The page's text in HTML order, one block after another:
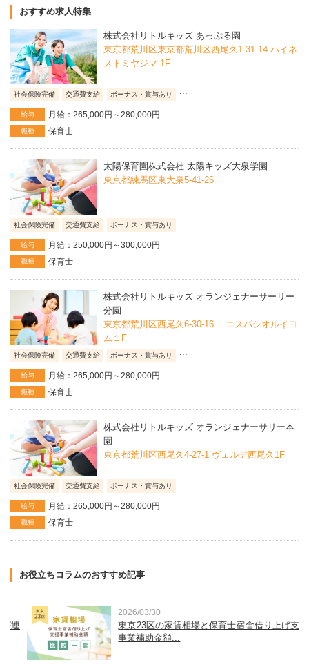
おすすめ求人特集
株式会社リトルキッズ あっぷる園
東京都荒川区東京都荒川区西尾久1-31-14 ハイネ
ストミヤジマ 1F
社会保険完備 交通費支給 ボーナス・賞与あり ...
給与 月給：265,000円～280,000円
職種 保育士
太陽保育園株式会社 太陽キッズ大泉学園
東京都練馬区東大泉5-41-26
社会保険完備 交通費支給 ボーナス・賞与あり ...
給与 月給：250,000円～300,000円
職種 保育士
株式会社リトルキッズ オランジェナーサーリー
分園
東京都荒川区西尾久6-30-16 エスパシオルイヨ
ム１F
社会保険完備 交通費支給 ボーナス・賞与あり ...
給与 月給：265,000円～280,000円
職種 保育士
株式会社リトルキッズ オランジェナーサリー本
園
東京都荒川区西尾久4-27-1 ヴェルデ西尾久1F
社会保険完備 交通費支給 ボーナス・賞与あり
給与 月給：265,000円～280,000円
職種 保育士
お役立ちコラムのおすすめ記事
2026/03/30
東京23区の家賃相場と保育士宿舎借り上げ支援
事業補助金額...